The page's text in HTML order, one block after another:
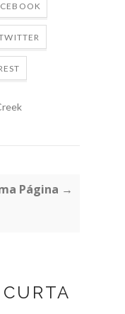
Página →